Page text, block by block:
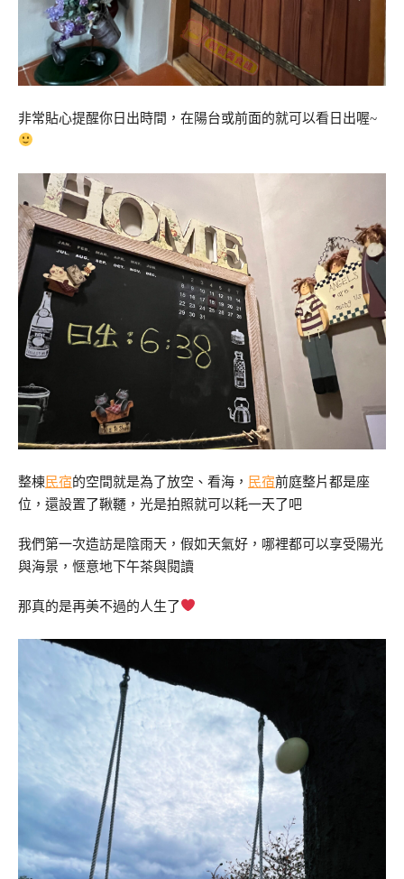
非常貼心提醒你日出時間，在陽台或前面的就可以看日出喔~
整棟民宿的空間就是為了放空、看海， 民宿前庭整片都是座
位，還設置了鞦韆，光是拍照就可以耗一天了吧
我們第一次造訪是陰雨天，假如天氣好，哪裡都可以享受陽光
與海景，愜意地下午茶與閱讀
那真的是再美不過的人生了